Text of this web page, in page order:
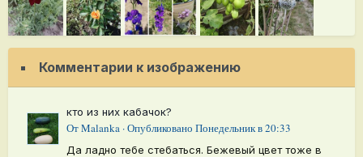
Комментарии к изображению
кто из них кабачок?
ОтMalanka ·Опубликовано Понедельник в 20:33
Да ладно тебе стебаться. Бежевый цвет тоже в